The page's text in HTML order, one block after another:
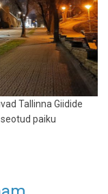
Tallinna Giidide
paiku